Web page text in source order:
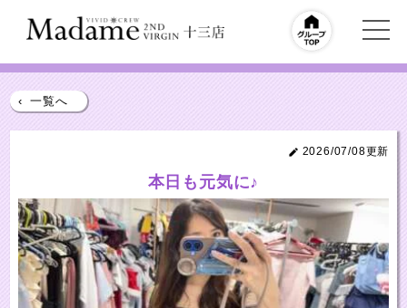
‹ 一覧へ
2026/07/08更新
本日も元気に♪